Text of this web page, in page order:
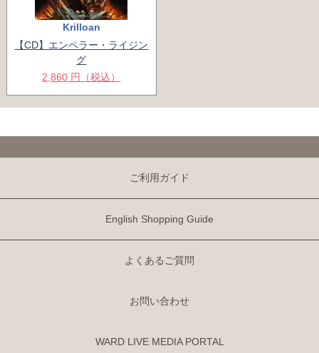
Krilloan
【CD】エンペラー・ライジン
グ
2,860 円（税込）
ご利用ガイド
English Shopping Guide
よくあるご質問
お問い合わせ
WARD LIVE MEDIA PORTAL